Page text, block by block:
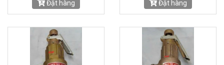
Đặt hàng Đặt hàng